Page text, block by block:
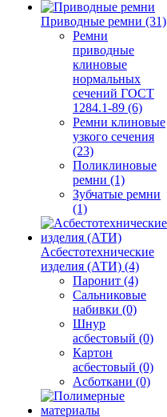
Приводные ремни (31)
Ремни
приводные
клиновые
нормальных
сечений ГОСТ
1284.1-89 (6)
Ремни клиновые
узкого сечения
(23)
Поликлиновые
ремни (1)
Зубчатые ремни
(1)
Асбестотехнические
изделия (АТИ) (4)
Паронит (4)
Сальниковые
набивки (0)
Шнур
асбестовый (0)
Картон
асбестовый (0)
Асботкани (0)